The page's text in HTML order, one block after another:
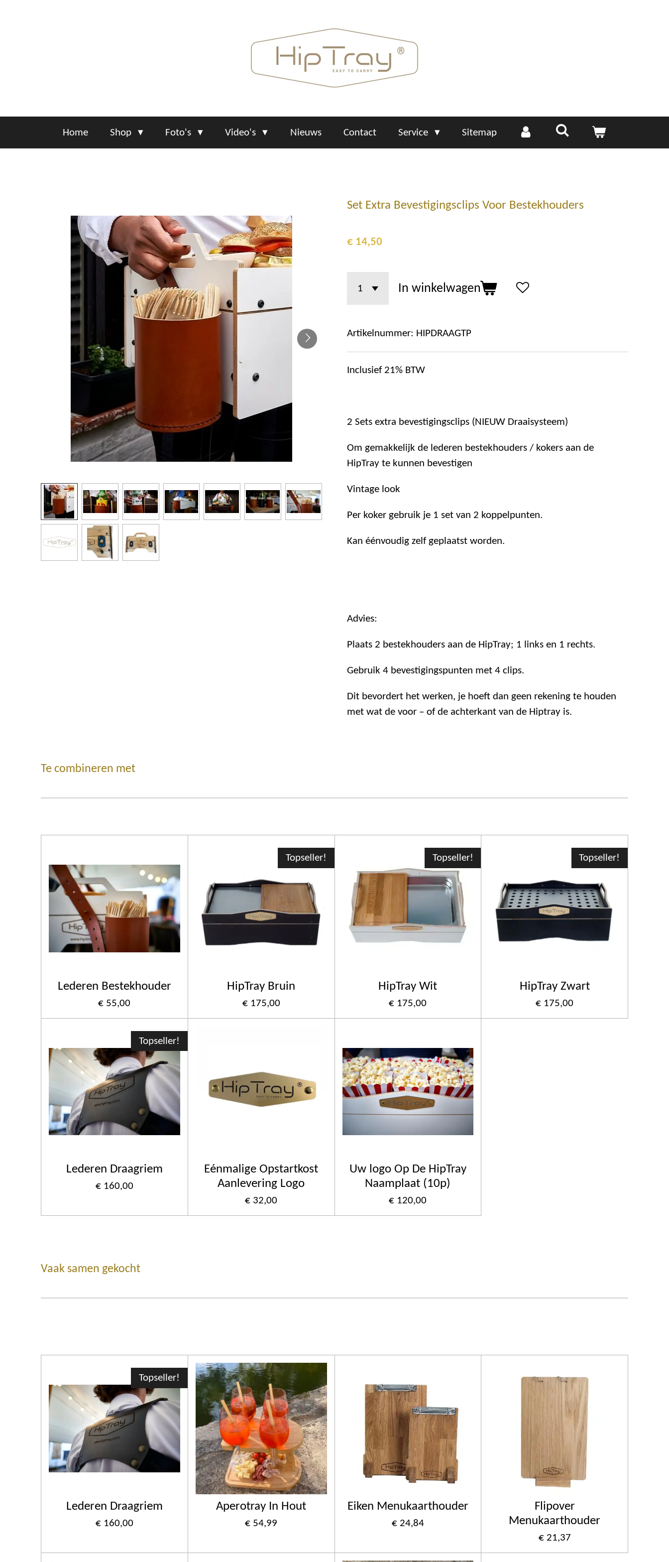
Home Shop Foto's Video's Nieuws Contact Service Sitemap
Set Extra Bevestigingsclips Voor Bestekhouders
€ 14,50
In winkelwagen
Artikelnummer: HIPDRAAGTP
Inclusief 21% BTW
2 Sets extra bevestigingsclips (NIEUW Draaisysteem)
Om gemakkelijk de lederen bestekhouders / kokers aan de
HipTray te kunnen bevestigen
Vintage look
Per koker gebruik je 1 set van 2 koppelpunten.
Kan éénvoudig zelf geplaatst worden.
Advies:
Plaats 2 bestekhouders aan de HipTray; 1 links en 1 rechts.
Gebruik 4 bevestigingspunten met 4 clips.
Dit bevordert het werken, je hoeft dan geen rekening te houden
met wat de voor – of de achterkant van de Hiptray is.
Te combineren met
Lederen Bestekhouder
€ 55,00
Topseller!
HipTray Bruin
€ 175,00
Topseller!
HipTray Wit
€ 175,00
Topseller!
HipTray Zwart
€ 175,00
Topseller!
Lederen Draagriem
€ 160,00
Eénmalige Opstartkost
Aanlevering Logo
€ 32,00
Uw logo Op De HipTray
Naamplaat (10p)
€ 120,00
Vaak samen gekocht
Topseller!
Lederen Draagriem
€ 160,00
Aperotray In Hout
€ 54,99
Eiken Menukaarthouder
€ 24,84
Flipover
Menukaarthouder
€ 21,37